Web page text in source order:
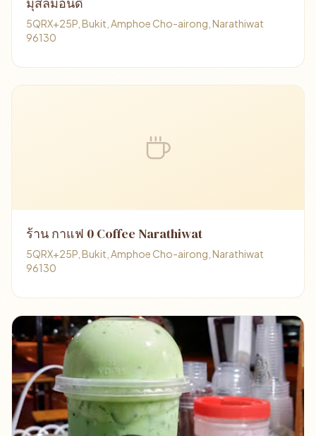
5QRX+25P, Bukit, Amphoe Cho-airong, Narathiwat
96130
ร้าน กาแฟ 0 Coffee Narathiwat
5QRX+25P, Bukit, Amphoe Cho-airong, Narathiwat
96130